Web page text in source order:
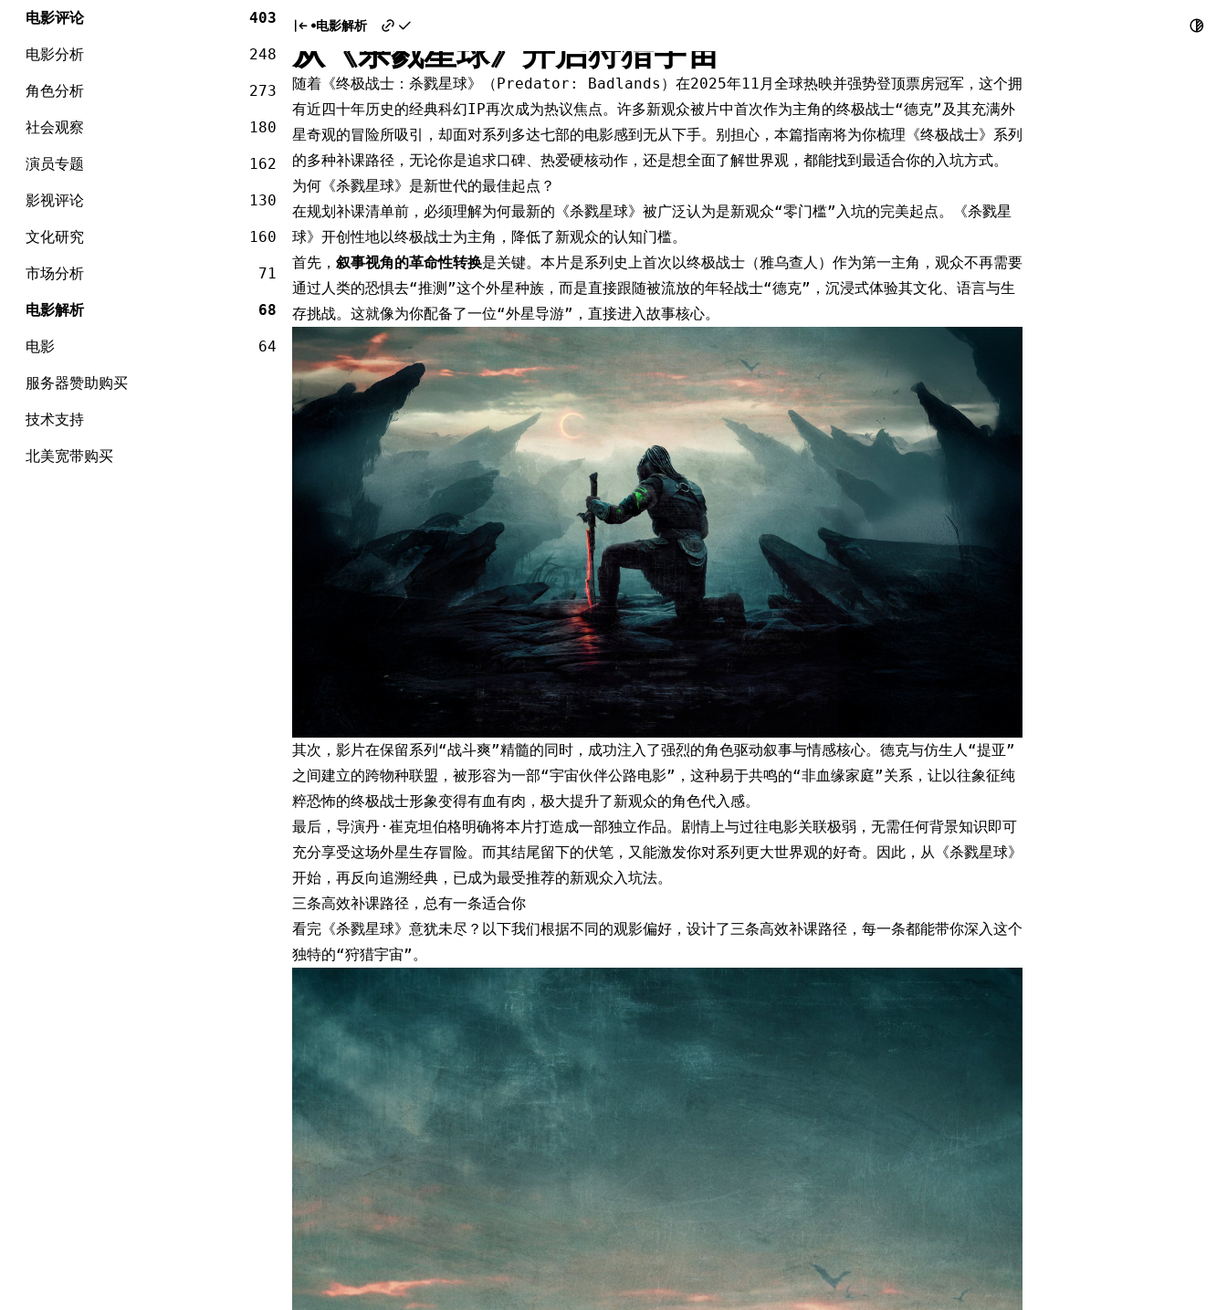
Skip
content
电影评论 403
电影分析 248
角色分析 273
社会观察 180
演员专题 162
影视评论 130
文化研究 160
市场分析 71
电影解析 68
电影 64
服务器赞助购买
技术支持
北美宽带购买
电影解析
新观众入坑指南：《终极战士》系列补课全攻略，
从《杀戮星球》开启狩猎宇宙
随着《终极战士：杀戮星球》（Predator: Badlands）在2025年11月全球热映并强势登顶票房冠军，这个拥
有近四十年历史的经典科幻IP再次成为热议焦点。许多新观众被片中首次作为主角的终极战士“德克”及其充满外
星奇观的冒险所吸引，却面对系列多达七部的电影感到无从下手。别担心，本篇指南将为你梳理《终极战士》系列
的多种补课路径，无论你是追求口碑、热爱硬核动作，还是想全面了解世界观，都能找到最适合你的入坑方式。
为何《杀戮星球》是新世代的最佳起点？
在规划补课清单前，必须理解为何最新的《杀戮星球》被广泛认为是新观众“零门槛”入坑的完美起点。《杀戮星
球》开创性地以终极战士为主角，降低了新观众的认知门槛。
首先， 叙事视角的革命性转换是关键。本片是系列史上首次以终极战士（雅乌查人）作为第一主角，观众不再需要
通过人类的恐惧去“推测”这个外星种族，而是直接跟随被流放的年轻战士“德克”，沉浸式体验其文化、语言与生
存挑战。这就像为你配备了一位“外星导游”，直接进入故事核心。
其次，影片在保留系列“战斗爽”精髓的同时，成功注入了强烈的角色驱动叙事与情感核心。德克与仿生人“提亚”
之间建立的跨物种联盟，被形容为一部“宇宙伙伴公路电影”，这种易于共鸣的“非血缘家庭”关系，让以往象征纯
粹恐怖的终极战士形象变得有血有肉，极大提升了新观众的角色代入感。
最后，导演丹·崔克坦伯格明确将本片打造成一部独立作品。剧情上与过往电影关联极弱，无需任何背景知识即可
充分享受这场外星生存冒险。而其结尾留下的伏笔，又能激发你对系列更大世界观的好奇。因此，从《杀戮星球》
开始，再反向追溯经典，已成为最受推荐的新观众入坑法。
三条高效补课路径，总有一条适合你
看完《杀戮星球》意犹未尽？以下我们根据不同的观影偏好，设计了三条高效补课路径，每一条都能带你深入这个
独特的“狩猎宇宙”。